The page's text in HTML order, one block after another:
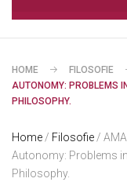
HOME FILOSOFIE
AUTONOMY: PROBLEMS
PHILOSOPHY.
Home / Filosofie /
Autonomy: Problems
Philosophy.